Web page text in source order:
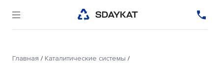
Главная / Каталитические системы /